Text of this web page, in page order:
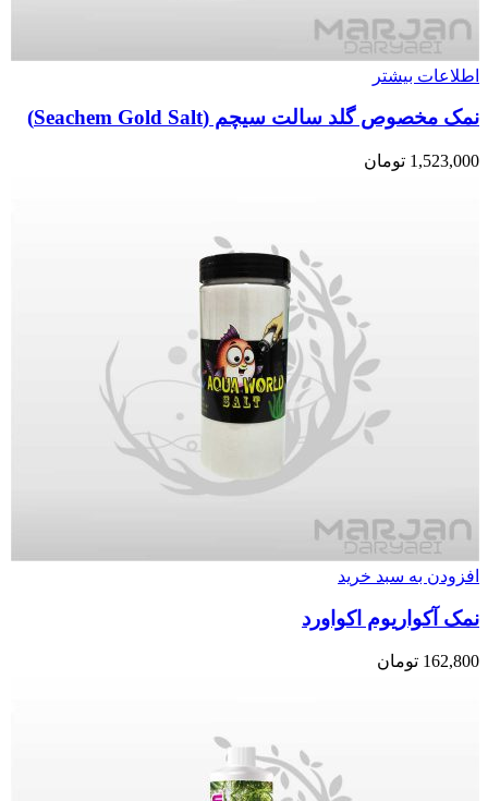
اطلاعات بیشتر
نمک مخصوص گلد سالت سیچم (Seachem Gold Salt)
1,523,000 تومان
افزودن به سبد خرید
نمک آکواریوم اکواورد
162,800 تومان